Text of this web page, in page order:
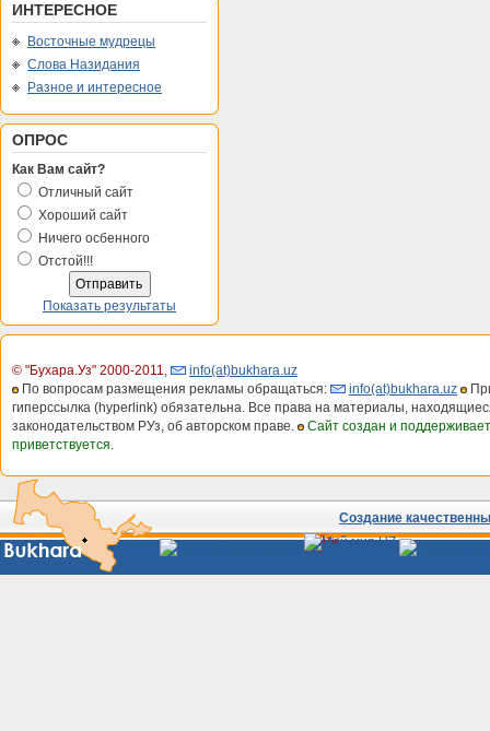
ИНТЕРЕСНОЕ
Восточные мудрецы
Слова Назидания
Разное и интересное
ОПРОС
Как Вам сайт?
Отличный сайт
Хороший сайт
Ничего осбенного
Отстой!!!
Показать результаты
© "Бухара.Уз" 2000-2011,
info(at)bukhara.uz
По вопросам размещения рекламы обращаться:
info(at)bukhara.uz
гиперссылка (hyperlink) обязательна. Все права на материалы,
законодательством РУз, об авторском праве.
Сайт создан и
приветствуется.
Создание
Сайты
Узбекистана